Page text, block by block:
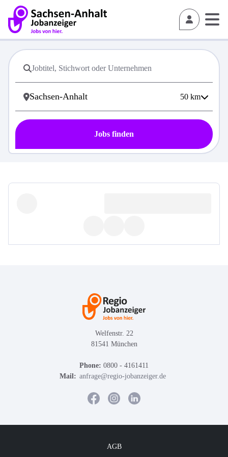
50 km
Jobs finden
Welfenstr. 22
81541 München
Phone: 0800 - 4161411
Mail: anfrage@regio-jobanzeiger.de
AGB